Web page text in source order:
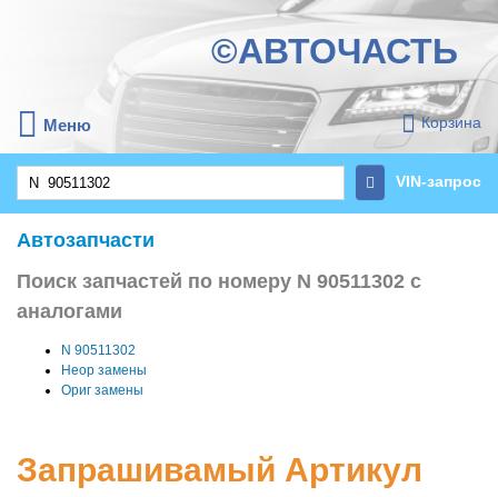
©АВТОЧАСТЬ
Меню Корзина
VIN-запрос
Автозапчасти
Поиск запчастей по номеру N 90511302 с
аналогами
N 90511302
Неор замены
Ориг замены
Запрашивамый Артикул